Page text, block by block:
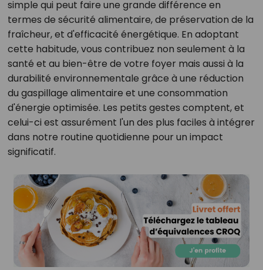
simple qui peut faire une grande différence en
termes de sécurité alimentaire, de préservation de la
fraîcheur, et d'efficacité énergétique. En adoptant
cette habitude, vous contribuez non seulement à la
santé et au bien-être de votre foyer mais aussi à la
durabilité environnementale grâce à une réduction
du gaspillage alimentaire et une consommation
d'énergie optimisée. Les petits gestes comptent, et
celui-ci est assurément l'un des plus faciles à intégrer
dans notre routine quotidienne pour un impact
significatif.